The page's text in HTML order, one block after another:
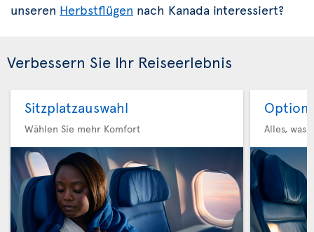
unseren Herbstflügen nach Kanada interessiert?
Verbessern Sie Ihr Reiseerlebnis
Sitzplatzauswahl
Wählen Sie mehr Komfort
Option
Alles, was